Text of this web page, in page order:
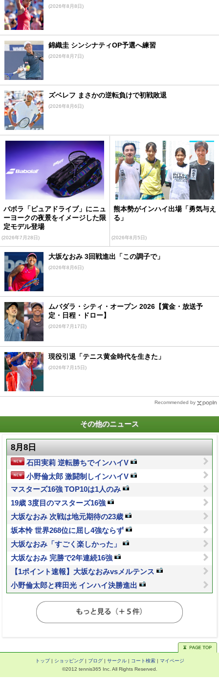
(2026年8月8日)
錦織圭 シンシナティOP予選へ練習
(2026年8月7日)
ズベレフ まさかの逆転負けで初戦敗退
(2026年8月6日)
バボラ「ピュアドライブ」にニュ
ーヨークの夜景をイメージした限
定モデル登場
(2026年7月28日)
熊本勢がインハイ出場「勇気与え
る」
(2026年8月5日)
大坂なおみ 3回戦進出「この調子で」
(2026年8月6日)
ムバダラ・シティ・オープン 2026【賞金・放送予
定・日程・ドロー】
(2026年7月17日)
現役引退「テニス黄金時代を生きた」
(2026年7月15日)
Recommended by
その他のニュース
8月8日
石田実莉 逆転勝ちでインハイV
小野倫太郎 激闘制しインハイV
マスターズ16強 TOP10は1人のみ
19歳 3度目のマスターズ16強
大坂なおみ 次戦は地元期待の23歳
坂本怜 世界268位に屈し4強ならず
大坂なおみ「すごく楽しかった」
大坂なおみ 完勝で2年連続16強
【1ポイント速報】大坂なおみvsメルテンス
小野倫太郎と稗田光 インハイ決勝進出
トップ| ショッピング| ブログ| サークル| コート検索| マイページ
©2012 tennis365 Inc. All Rights Reserved.